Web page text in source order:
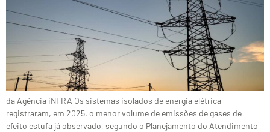
da Agência iNFRA Os sistemas isolados de energia elétrica
registraram, em 2025, o menor volume de emissões de gases de
efeito estufa já observado, segundo o Planejamento do Atendimento